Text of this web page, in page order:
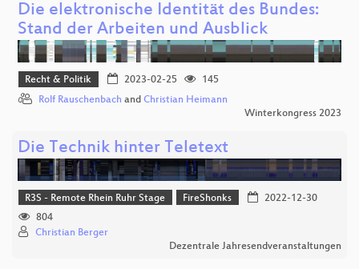
Die elektronische Identität des Bundes:
Stand der Arbeiten und Ausblick
Recht & Politik 2023-02-25
145
Rolf Rauschenbach and Christian Heimann
Winterkongress 2023
Die Technik hinter Teletext
R3S - Remote Rhein Ruhr Stage FireShonks
2022-12-30
804
Christian Berger
Dezentrale Jahresendveranstaltungen